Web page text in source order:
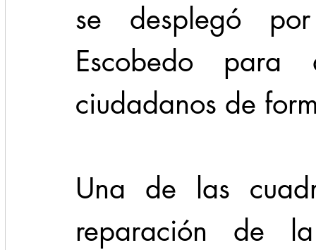
se desplegó
Escobedo para
ciudadanos de
Una de las
reparación de